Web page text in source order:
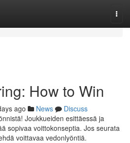
How to Win
ago News
Discuss
Joukkueiden esittäessä ja
sopivaa voittokonseptia. Jos seurata
voittavaa vedonlyöntiä.